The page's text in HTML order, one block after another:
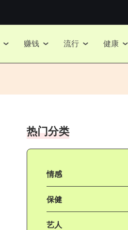
赚钱 流行 健康
热门分类
情感
保健
艺人